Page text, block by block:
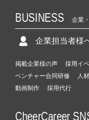
BUSINESS 企業
企業担当者様
掲載企業様の声 採用イ
ベンチャー合同研修
人
動画制作
採用代行
CheerCareer